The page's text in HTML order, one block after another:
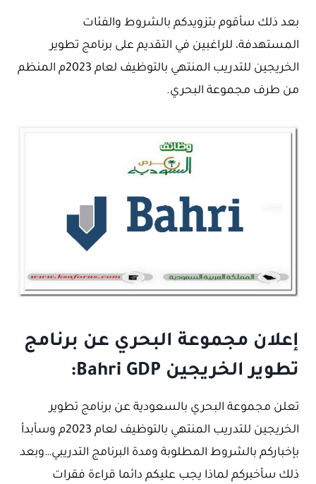
بعد ذلك سأقوم بتزويدكم بالشروط والفئات
المستهدفة، للراغبين في التقديم على برنامج تطوير
الخريجين للتدريب المنتهي بالتوظيف لعام 2023م المنظم
من طرف مجموعة البحري.
إعلان مجموعة البحري عن برنامج
تطوير الخريجين Bahri GDP:
تعلن مجموعة البحري بالسعودية عن برنامج تطوير
الخريجين للتدريب المنتهي بالتوظيف لعام 2023م وسأبدأ
بإخباركم بالشروط المطلوبة ومدة البرنامج التدريبي…وبعد
ذلك سأخبركم لماذا يجب عليكم دائما قراءة فقرات